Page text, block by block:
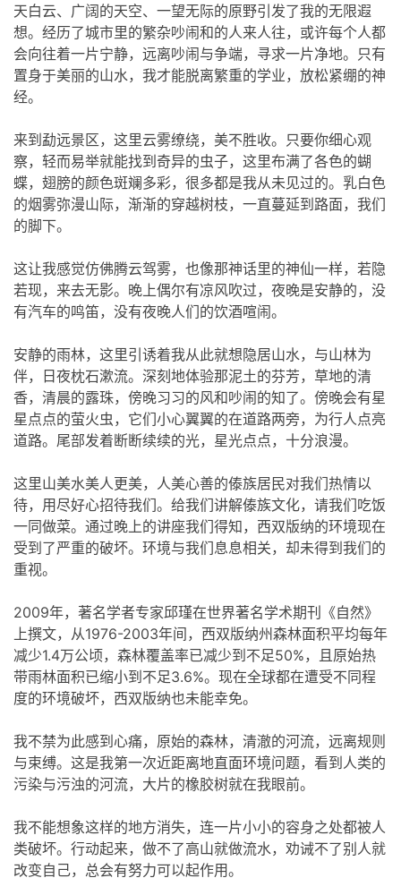
天白云、广阔的天空、一望无际的原野引发了我的无限遐
想。经历了城市里的繁杂吵闹和的人来人往，或许每个人都
会向往着一片宁静，远离吵闹与争端，寻求一片净地。只有
置身于美丽的山水，我才能脱离繁重的学业，放松紧绷的神
经。
来到勐远景区，这里云雾缭绕，美不胜收。只要你细心观
察，轻而易举就能找到奇异的虫子，这里布满了各色的蝴
蝶，翅膀的颜色斑斓多彩，很多都是我从未见过的。乳白色
的烟雾弥漫山际，渐渐的穿越树枝，一直蔓延到路面，我们
的脚下。
这让我感觉仿佛腾云驾雾，也像那神话里的神仙一样，若隐
若现，来去无影。晚上偶尔有凉风吹过，夜晚是安静的，没
有汽车的鸣笛，没有夜晚人们的饮酒喧闹。
安静的雨林，这里引诱着我从此就想隐居山水，与山林为
伴，日夜枕石漱流。深刻地体验那泥土的芬芳，草地的清
香，清晨的露珠，傍晚习习的风和吵闹的知了。傍晚会有星
星点点的萤火虫，它们小心翼翼的在道路两旁，为行人点亮
道路。尾部发着断断续续的光，星光点点，十分浪漫。
这里山美水美人更美，人美心善的傣族居民对我们热情以
待，用尽好心招待我们。给我们讲解傣族文化，请我们吃饭
一同做菜。通过晚上的讲座我们得知，西双版纳的环境现在
受到了严重的破坏。环境与我们息息相关，却未得到我们的
重视。
2009年，著名学者专家邱瑾在世界著名学术期刊《自然》
上撰文，从1976-2003年间，西双版纳州森林面积平均每年
减少1.4万公顷，森林覆盖率已减少到不足50%，且原始热
带雨林面积已缩小到不足3.6%。现在全球都在遭受不同程
度的环境破坏，西双版纳也未能幸免。
我不禁为此感到心痛，原始的森林，清澈的河流，远离规则
与束缚。这是我第一次近距离地直面环境问题，看到人类的
污染与污浊的河流，大片的橡胶树就在我眼前。
我不能想象这样的地方消失，连一片小小的容身之处都被人
类破坏。行动起来，做不了高山就做流水，劝诫不了别人就
改变自己，总会有努力可以起作用。